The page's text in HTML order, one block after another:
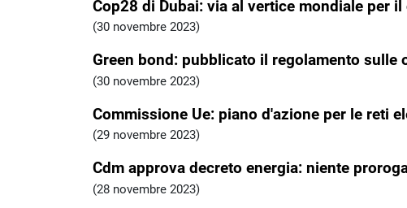
Cop28 di Dubai: via al vertice mondiale per il
(30 novembre 2023)
Green bond: pubblicato il regolamento sulle
(30 novembre 2023)
Commissione Ue: piano d'azione per le reti
(29 novembre 2023)
Cdm approva decreto energia: niente
(28 novembre 2023)